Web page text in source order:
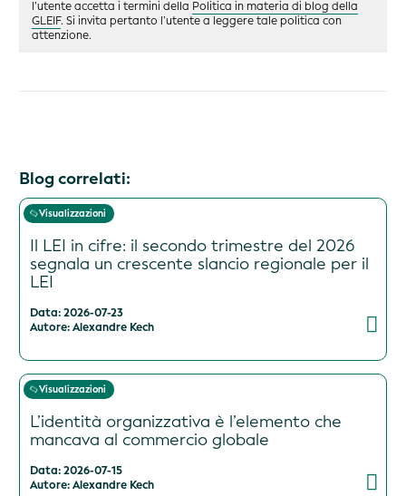
l’utente accetta i termini della Politica in materia di blog della
GLEIF. Si invita pertanto l’utente a leggere tale politica con
attenzione.
Blog correlati:
Visualizzazioni
Il LEI in cifre: il secondo trimestre del 2026
segnala un crescente slancio regionale per il
LEI
Data: 2026-07-23
Autore: Alexandre Kech
Visualizzazioni
L’identità organizzativa è l’elemento che
mancava al commercio globale
Data: 2026-07-15
Autore: Alexandre Kech